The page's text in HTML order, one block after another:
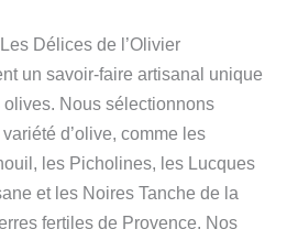
Délices de l’Olivier
un savoir-faire artisanal unique
Nous sélectionnons
d’olive, comme les
les Picholines, les Lucques
et les Noires Tanche de la
fertiles de Provence. Nos